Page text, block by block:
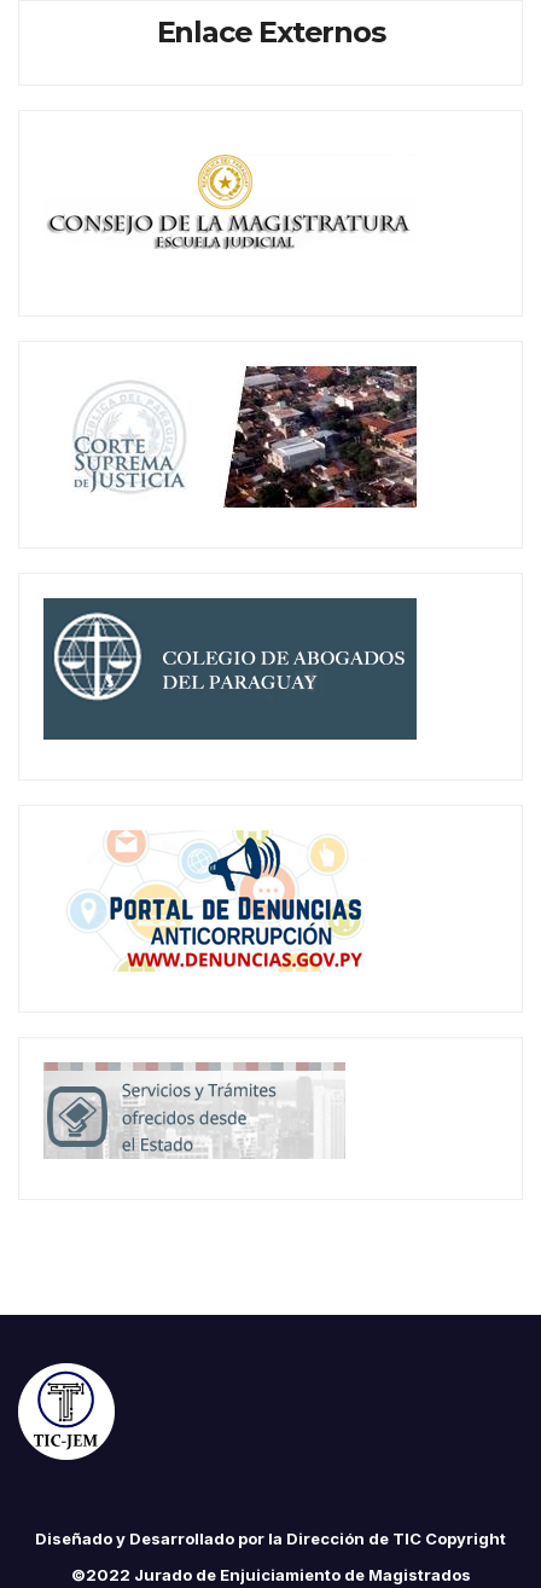
Enlace Externos
Diseñado y Desarrollado por la Dirección de TIC Copyright
©2022 Jurado de Enjuiciamiento de Magistrados